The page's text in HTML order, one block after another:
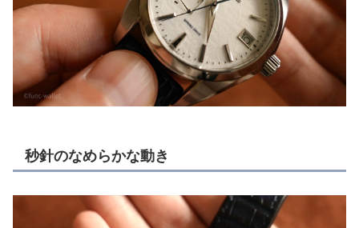
秒針のなめらかな動き